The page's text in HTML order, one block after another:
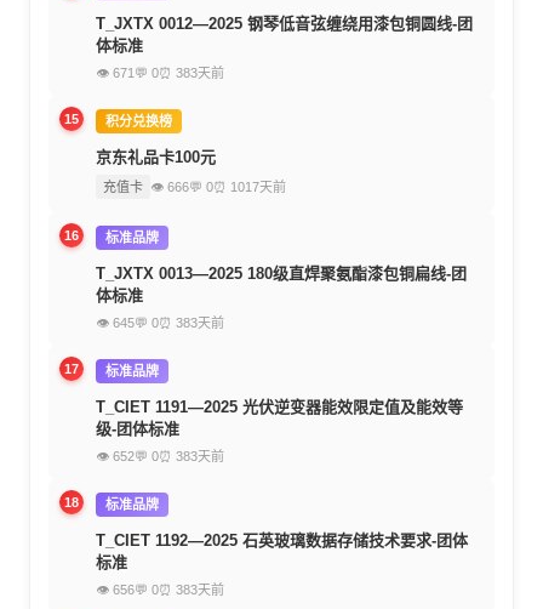
T_JXTX 0012—2025 钢琴低音弦缠绕用漆包铜圆线-团
体标准
👁 671 💬 0⏰ 383天前
15 积分兑换榜
京东礼品卡100元
充值卡 👁 666💬 0⏰ 1017天前
16 标准品牌
T_JXTX 0013—2025 180级直焊聚氨酯漆包铜扁线-团
体标准
👁 645💬 0⏰ 383天前
17 标准品牌
T_CIET 1191—2025 光伏逆变器能效限定值及能效等
级-团体标准
👁 652💬 0⏰ 383天前
18 标准品牌
T_CIET 1192—2025 石英玻璃数据存储技术要求-团体
标准
👁 656💬 0⏰ 383天前